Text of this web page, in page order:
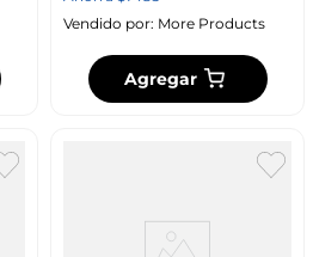
Vendido por: More Products
Agregar